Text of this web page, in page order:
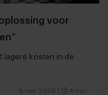
voor
lagere kosten in de
9 mei 2026 4 min